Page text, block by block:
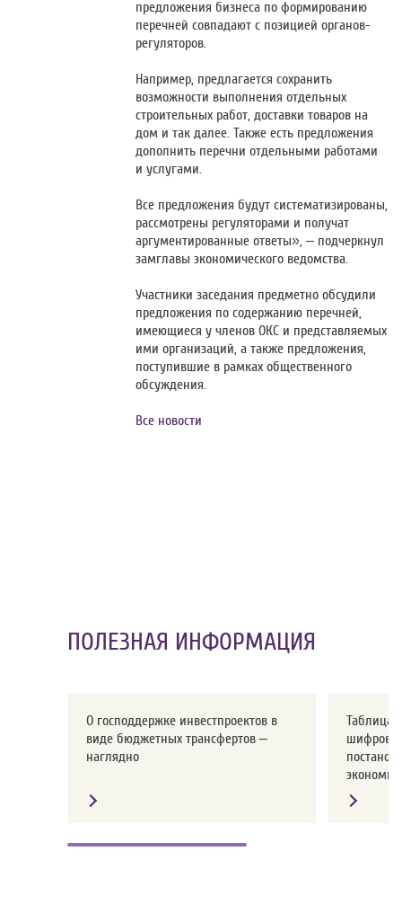
предложения бизнеса по формированию
перечней совпадают с позицией органов-
регуляторов.
Например, предлагается сохранить
возможности выполнения отдельных
строительных работ, доставки товаров на
дом и так далее. Также есть предложения
дополнить перечни отдельными работами
и услугами.
Все предложения будут систематизированы,
рассмотрены регуляторами и получат
аргументированные ответы», – подчеркнул
замглавы экономического ведомства.
Участники заседания предметно обсудили
предложения по содержанию перечней,
имеющиеся у членов ОКС и представляемых
ими организаций, а также предложения,
поступившие в рамках общественного
обсуждения.
Все новости
ПОЛЕЗНАЯ ИНФОРМАЦИЯ
О господдержке инвестпроектов в
виде бюджетных трансфертов –
наглядно
Таблица
шифров